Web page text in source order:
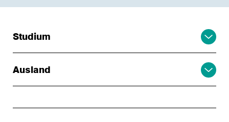
Studium
Ausland